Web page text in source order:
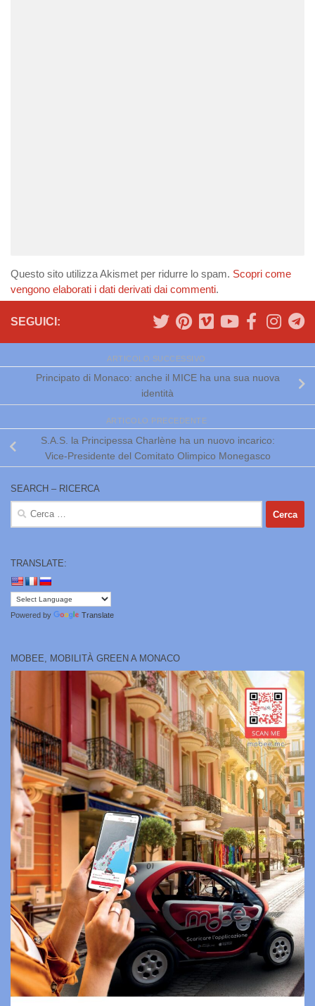
Questo sito utilizza Akismet per ridurre lo spam. Scopri come
vengono elaborati i dati derivati dai commenti.
SEGUICI:
ARTICOLO SUCCESSIVO
Principato di Monaco: anche il MICE ha una sua nuova
identità
ARTICOLO PRECEDENTE
S.A.S. la Principessa Charlène ha un nuovo incarico:
Vice-Presidente del Comitato Olimpico Monegasco
SEARCH – RICERCA
Ricerca
per:
TRANSLATE:
Powered by Translate
MOBEE, MOBILITÀ GREEN A MONACO